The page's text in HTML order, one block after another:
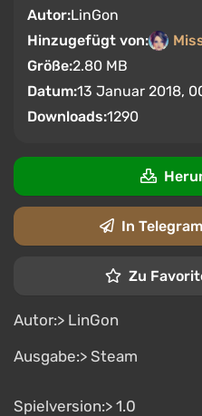
Autor:LinGon
Hinzugefügt von:
Größe:2.80 MB
Datum:13 Januar 2018,
Downloads:1290
In
Zu
Autor:> LinGon
Ausgabe:> Steam
Spielversion:> 1.0